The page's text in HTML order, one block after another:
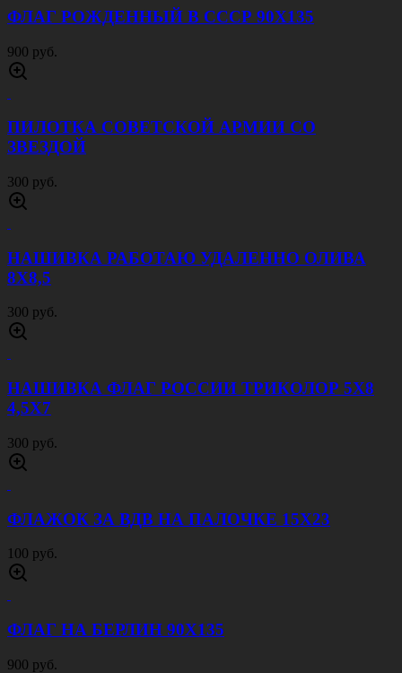
ФЛАГ РОЖДЕННЫЙ В СССР 90Х135
900 руб.
ПИЛОТКА СОВЕТСКОЙ АРМИИ CО
ЗВЕЗДОЙ
300 руб.
НАШИВКА РАБОТАЮ УДАЛЕННО ОЛИВА
8Х8,5
300 руб.
НАШИВКА ФЛАГ РОССИИ ТРИКОЛОР 5Х8
4,5Х7
300 руб.
ФЛАЖОК ЗА ВДВ НА ПАЛОЧКЕ 15Х23
100 руб.
ФЛАГ НА БЕРЛИН 90Х135
900 руб.